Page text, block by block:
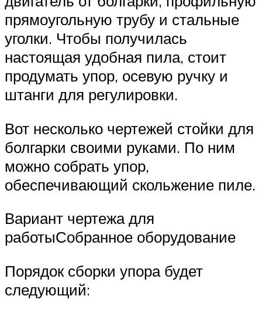
прямоугольную трубу и стальные
уголки. Чтобы получилась
настоящая удобная пила, стоит
продумать упор, осевую ручку и
штанги для регулировки.
Вот несколько чертежей стойки для
болгарки своими руками. По ним
можно собрать упор,
обеспечивающий скольжение пиле.
Вариант чертежа для
работыСобранное оборудование
Порядок сборки упора будет
следующий: